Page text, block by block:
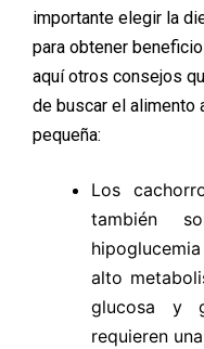
importante elegir la
para obtener
aquí otros consejos
de buscar el alimento
pequeña:
Los
también
alto
glucosa y
requieren